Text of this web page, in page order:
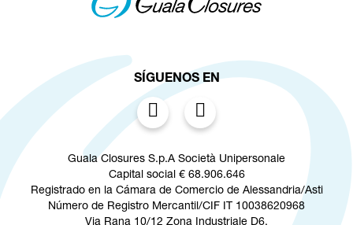
SÍGUENOS EN
Guala Closures S.p.A Società Unipersonale
Capital social € 68.906.646
Registrado en la Cámara de Comercio de Alessandria/Asti
Número de Registro Mercantil/CIF IT 10038620968
Via Rana 10/12 Zona Industriale D6,